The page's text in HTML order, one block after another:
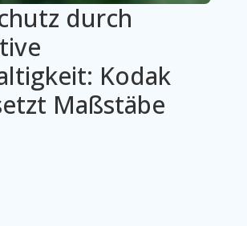
durch
Kodak
Maßstäbe